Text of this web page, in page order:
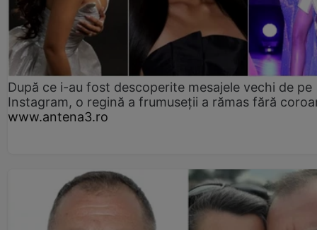
După ce i-au fost descoperite mesajele vechi de pe
Instagram, o regină a frumuseții a rămas fără
www.antena3.ro